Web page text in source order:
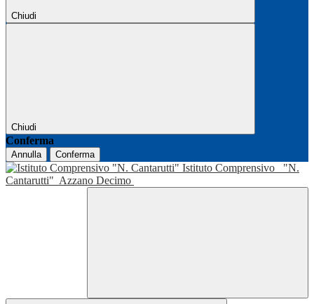
Chiudi
Chiudi
Conferma
Annulla Conferma
Istituto Comprensivo
"N.
Cantarutti" Azzano Decimo